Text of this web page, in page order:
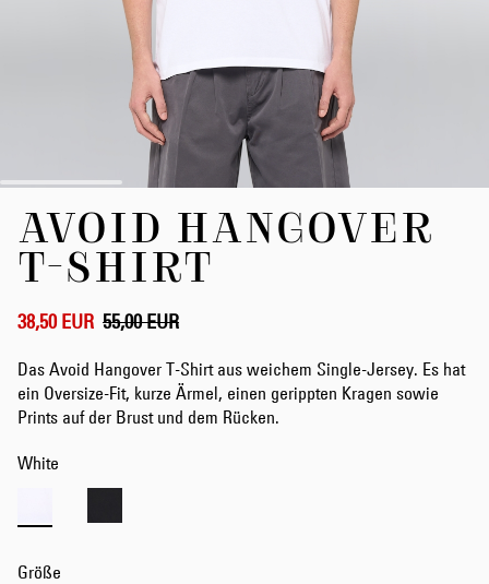
Anfang
der
Bildergalerie
springen
AVOID HANGOVER
T-SHIRT
38,50 EUR 55,00 EUR
Das Avoid Hangover T-Shirt aus weichem Single-Jersey. Es hat
ein Oversize-Fit, kurze Ärmel, einen gerippten Kragen sowie
Prints auf der Brust und dem Rücken.
White
Größe